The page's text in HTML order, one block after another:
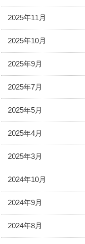
2025年11月
2025年10月
2025年9月
2025年7月
2025年5月
2025年4月
2025年3月
2024年10月
2024年9月
2024年8月